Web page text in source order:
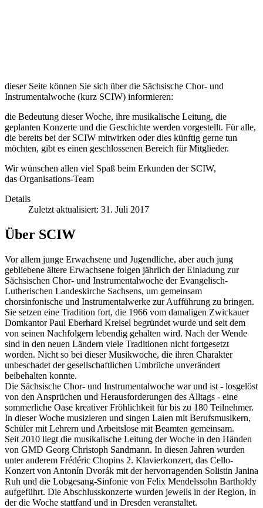
dieser Seite können Sie sich über die Sächsische Chor- und
Instrumentalwoche (kurz SCIW) informieren:
die Bedeutung dieser Woche, ihre musikalische Leitung, die
geplanten Konzerte und die Geschichte werden vorgestellt. Für alle,
die bereits bei der SCIW mitwirken oder dies künftig gerne tun
möchten, gibt es einen geschlossenen Bereich für Mitglieder.
Wir wünschen allen viel Spaß beim Erkunden der SCIW,
das Organisations-Team
Details
Zuletzt aktualisiert: 31. Juli 2017
Über SCIW
Vor allem junge Erwachsene und Jugendliche, aber auch jung
gebliebene ältere Erwachsene folgen jährlich der Einladung zur
Sächsischen Chor- und Instrumentalwoche der Evangelisch-
Lutherischen Landeskirche Sachsens, um gemeinsam
chorsinfonische und Instrumentalwerke zur Aufführung zu bringen.
Sie setzen eine Tradition fort, die 1966 vom damaligen Zwickauer
Domkantor Paul Eberhard Kreisel begründet wurde und seit dem
von seinen Nachfolgern lebendig gehalten wird. Nach der Wende
sind in den neuen Ländern viele Traditionen nicht fortgesetzt
worden. Nicht so bei dieser Musikwoche, die ihren Charakter
unbeschadet der gesellschaftlichen Umbrüche unverändert
beibehalten konnte.
Die Sächsische Chor- und Instrumentalwoche war und ist - losgelöst
von den Ansprüchen und Herausforderungen des Alltags - eine
sommerliche Oase kreativer Fröhlichkeit für bis zu 180 Teilnehmer.
In dieser Woche musizieren und singen Laien mit Berufsmusikern,
Schüler mit Lehrern und Arbeitslose mit Beamten gemeinsam.
Seit 2010 liegt die musikalische Leitung der Woche in den Händen
von GMD Georg Christoph Sandmann. In diesen Jahren wurden
unter anderem Frédéric Chopins 2. Klavierkonzert, das Cello-
Konzert von Antonín Dvorák mit der hervorragenden Solistin Janina
Ruh und die Lobgesang-Sinfonie von Felix Mendelssohn Bartholdy
aufgeführt. Die Abschlusskonzerte wurden jeweils in der Region, in
der die Woche stattfand und in Dresden veranstaltet.